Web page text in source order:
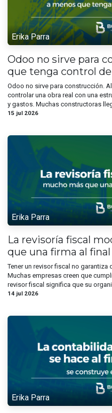
Erika Parra
Odoo no sirve para
que tenga control
Odoo no sirve para construcción.
controlar una obra real con una
y gastos. Muchas constructoras
15 jul 2026
Erika Parra
La revisoría fiscal
que una firma al
Tener un revisor fiscal no
Muchas empresas creen que
revisor fiscal significa que su
14 jul 2026
Erika Parra